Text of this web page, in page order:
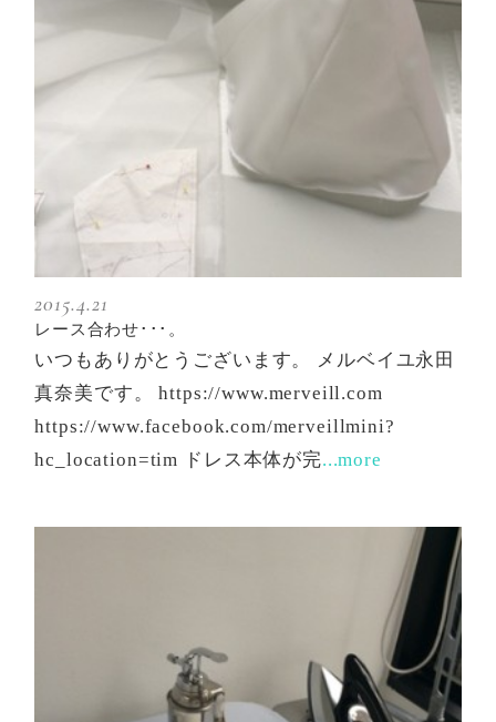
2015.4.21
レース合わせ･･･。
いつもありがとうございます。 メルベイユ永田
真奈美です。 https://www.merveill.com
https://www.facebook.com/merveillmini?
hc_location=tim ドレス本体が完...more